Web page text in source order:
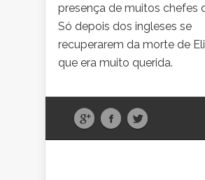
presença de muitos chefes
Só depois dos ingleses se
recuperarem da morte de
que era muito querida.